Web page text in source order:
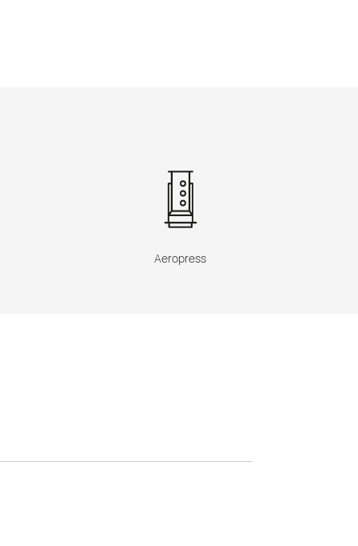
Aeropress